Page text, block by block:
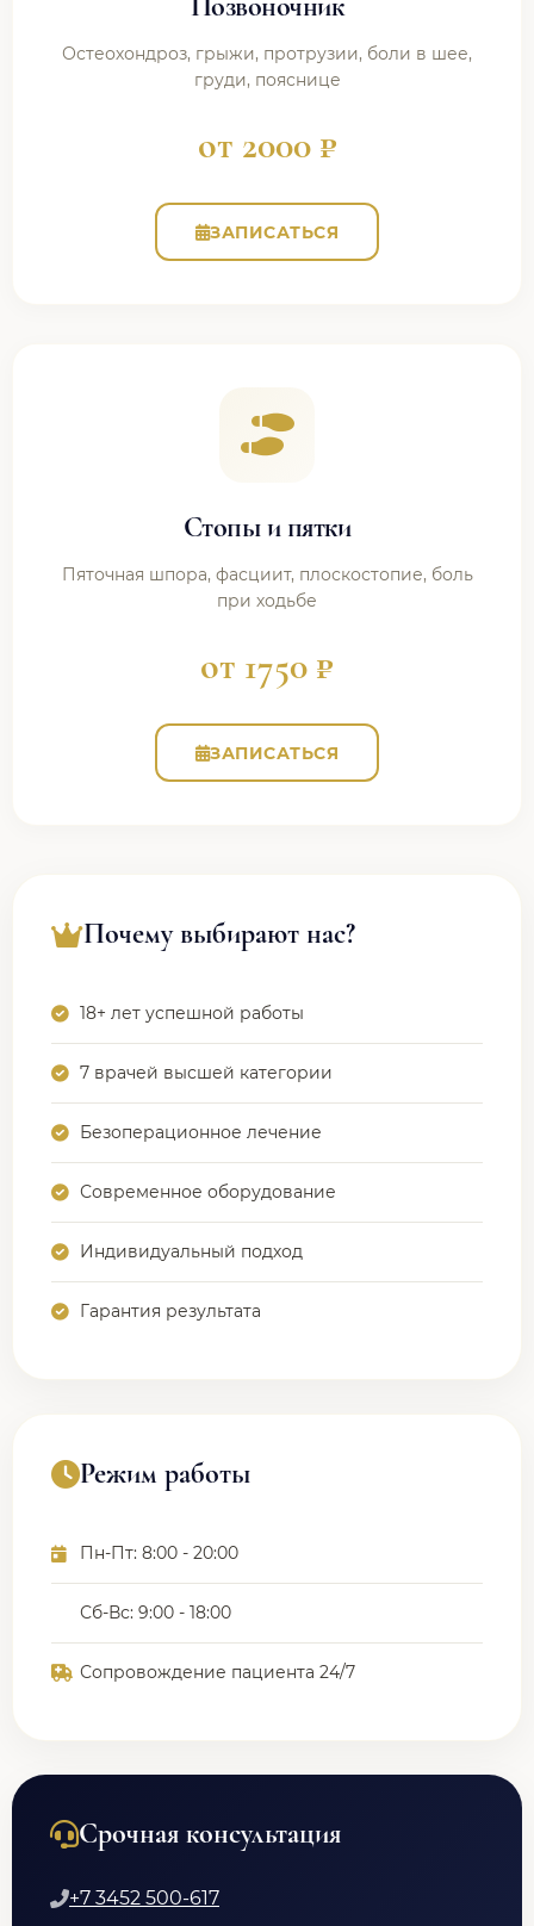
Остеохондроз, грыжи, протрузии, боли в шее,
груди, пояснице
от 2000 ₽
ЗАПИСАТЬСЯ
Стопы и пятки
Пяточная шпора, фасциит, плоскостопие, боль
при ходьбе
от 1750 ₽
ЗАПИСАТЬСЯ
Почему выбирают нас?
18+ лет успешной работы
7 врачей высшей категории
Безоперационное лечение
Современное оборудование
Индивидуальный подход
Гарантия результата
Режим работы
Пн-Пт: 8:00 - 20:00
Сб-Вс: 9:00 - 18:00
Сопровождение пациента 24/7
Срочная консультация
+7 3452 500-617